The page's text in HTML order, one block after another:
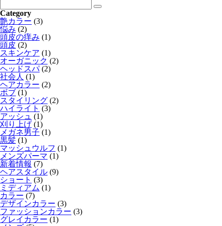
Category
艶カラー (3)
悩み (2)
頭皮の痒み (1)
頭皮 (2)
スキンケア (1)
オーガニック (2)
ヘッドスパ(2)
社会人 (1)
ヘアカラー (2)
ボブ (1)
スタイリング (2)
ハイライト (3)
アッシュ (1)
刈り上げ (1)
メガネ男子 (1)
黒髪 (1)
マッシュウルフ (1)
メンズパーマ (1)
新着情報 (7)
ヘアスタイル (9)
ショート (3)
ミディアム (1)
カラー (7)
デザインカラー (3)
ファッションカラー (3)
グレイカラー (1)